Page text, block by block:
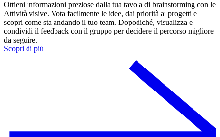
Ottieni informazioni preziose dalla tua tavola di brainstorming con le
Attività visive. Vota facilmente le idee, dai priorità ai progetti e
scopri come sta andando il tuo team. Dopodiché, visualizza e
condividi il feedback con il gruppo per decidere il percorso migliore
da seguire.
Scopri di più